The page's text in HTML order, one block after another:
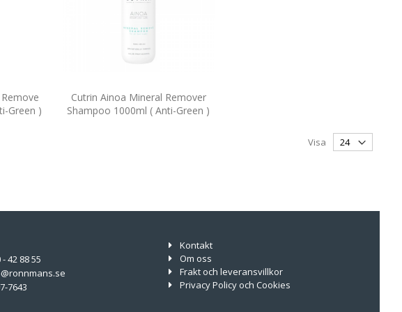
Green )
Cutrin Ainoa Mineral Remover
Shampoo 1000ml ( Anti-Green )
Visa
42 88 55
7643
Kontakt
Om oss
Frakt och leveransvillkor
Privacy Policy och Cookies